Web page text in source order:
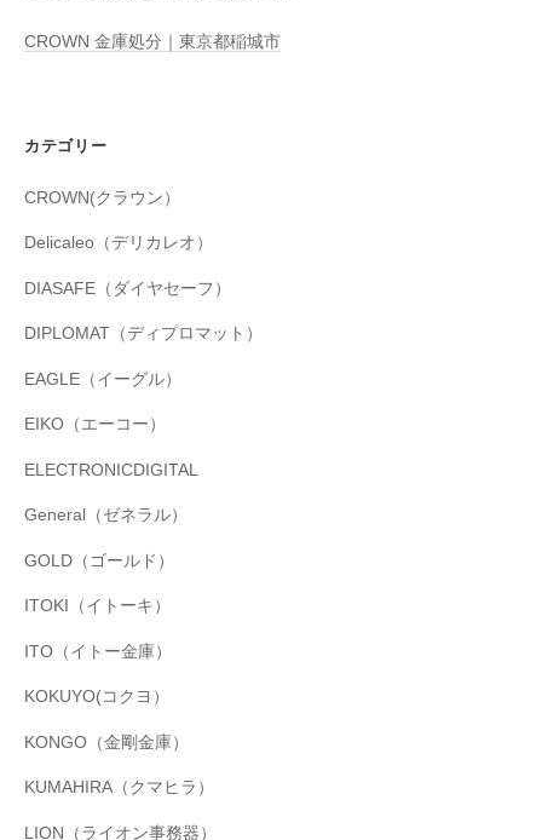
CROWN 金庫処分｜東京都稲城市
カテゴリー
CROWN(クラウン）
Delicaleo（デリカレオ）
DIASAFE（ダイヤセーフ）
DIPLOMAT（ディプロマット）
EAGLE（イーグル）
EIKO（エーコー）
ELECTRONICDIGITAL
General（ゼネラル）
GOLD（ゴールド）
ITOKI（イトーキ）
ITO（イトー金庫）
KOKUYO(コクヨ）
KONGO（金剛金庫）
KUMAHIRA（クマヒラ）
LION（ライオン事務器）